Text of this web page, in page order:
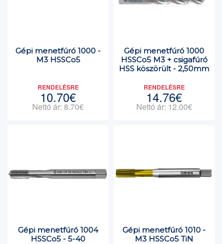
Gépi menetfúró 1000 -
M3 HSSCo5
RENDELÉSRE
10.70€
Nettó ár: 8.70€
Gépi menetfúró 1000
HSSCo5 M3 + csigafúró
HSS köszörült - 2,50mm
RENDELÉSRE
14.76€
Nettó ár: 12.00€
Gépi menetfúró 1004
HSSCo5 - 5-40
Gépi menetfúró 1010 -
M3 HSSCo5 TiN